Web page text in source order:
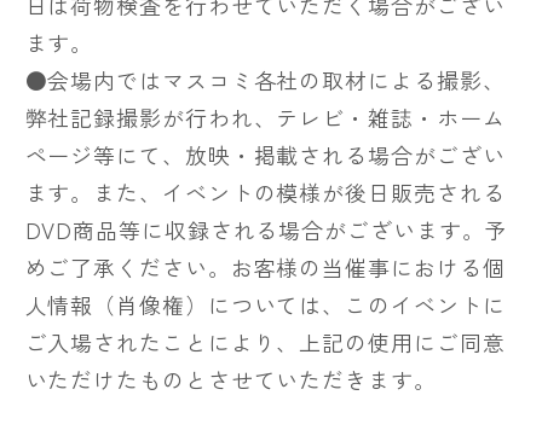
ます。
●会場内ではマスコミ各社の取材による撮影、
弊社記録撮影が行われ、テレビ・雑誌・ホーム
ページ等にて、放映・掲載される場合がござい
ます。また、イベントの模様が後日販売される
DVD商品等に収録される場合がございます。予
めご了承ください。お客様の当催事における個
人情報（肖像権）については、このイベントに
ご入場されたことにより、上記の使用にご同意
いただけたものとさせていただきます。